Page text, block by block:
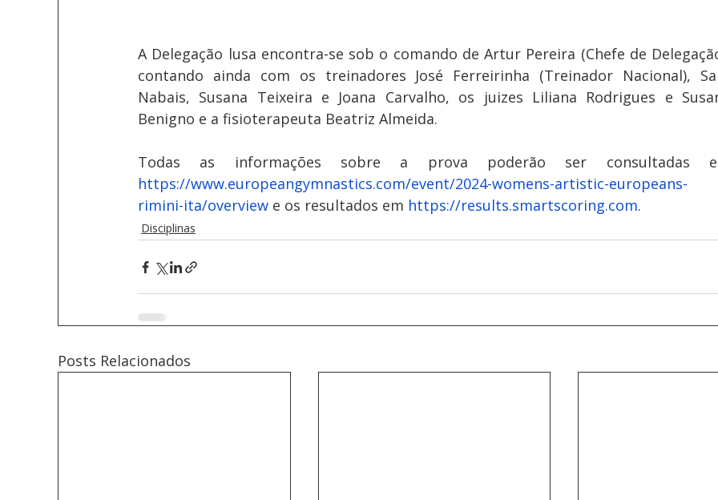
A Delegação lusa encontra-se sob o comando de Artur Pereira (Chefe de
contando ainda com os treinadores José Ferreirinha (Treinador Nacional),
Nabais, Susana Teixeira e Joana Carvalho, os juizes Liliana Rodrigues e
Benigno e a fisioterapeuta Beatriz Almeida.
https://www.europeangymnastics.com/event/2024-womens-artistic-europeans-
rimini-ita/overview e os resultados em https://results.smartscoring.com.
Disciplinas
Posts Relacionados